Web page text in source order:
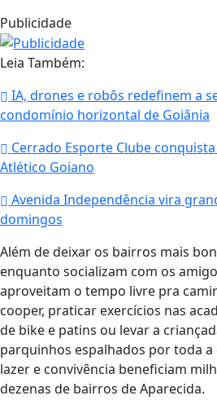
Publicidade
Leia Também:
IA, drones e robôs redefinem a
condomínio horizontal de Goiânia
Cerrado Esporte Clube
Atlético Goiano
Avenida Independência vira
domingos
Além de deixar os bairros mais
enquanto socializam com os
aproveitam o tempo livre pra
cooper, praticar exercícios nas
de bike e patins ou levar a
parquinhos espalhados por toda a
lazer e convivência beneficiam
dezenas de bairros de Aparecida.